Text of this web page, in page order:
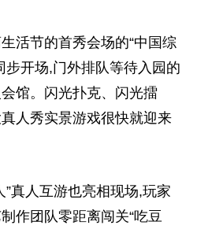
活节的首秀会场的“中国综
步开场,门外排队等待入园的
馆。闪光扑克、闪光擂
人秀实景游戏很快就迎来
”真人互游也亮相现场,玩家
作团队零距离闯关“吃豆